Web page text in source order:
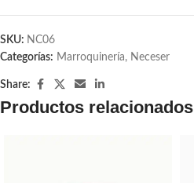
SKU: NC06
Categorías: Marroquinería, Neceser
Share:
Productos relacionados